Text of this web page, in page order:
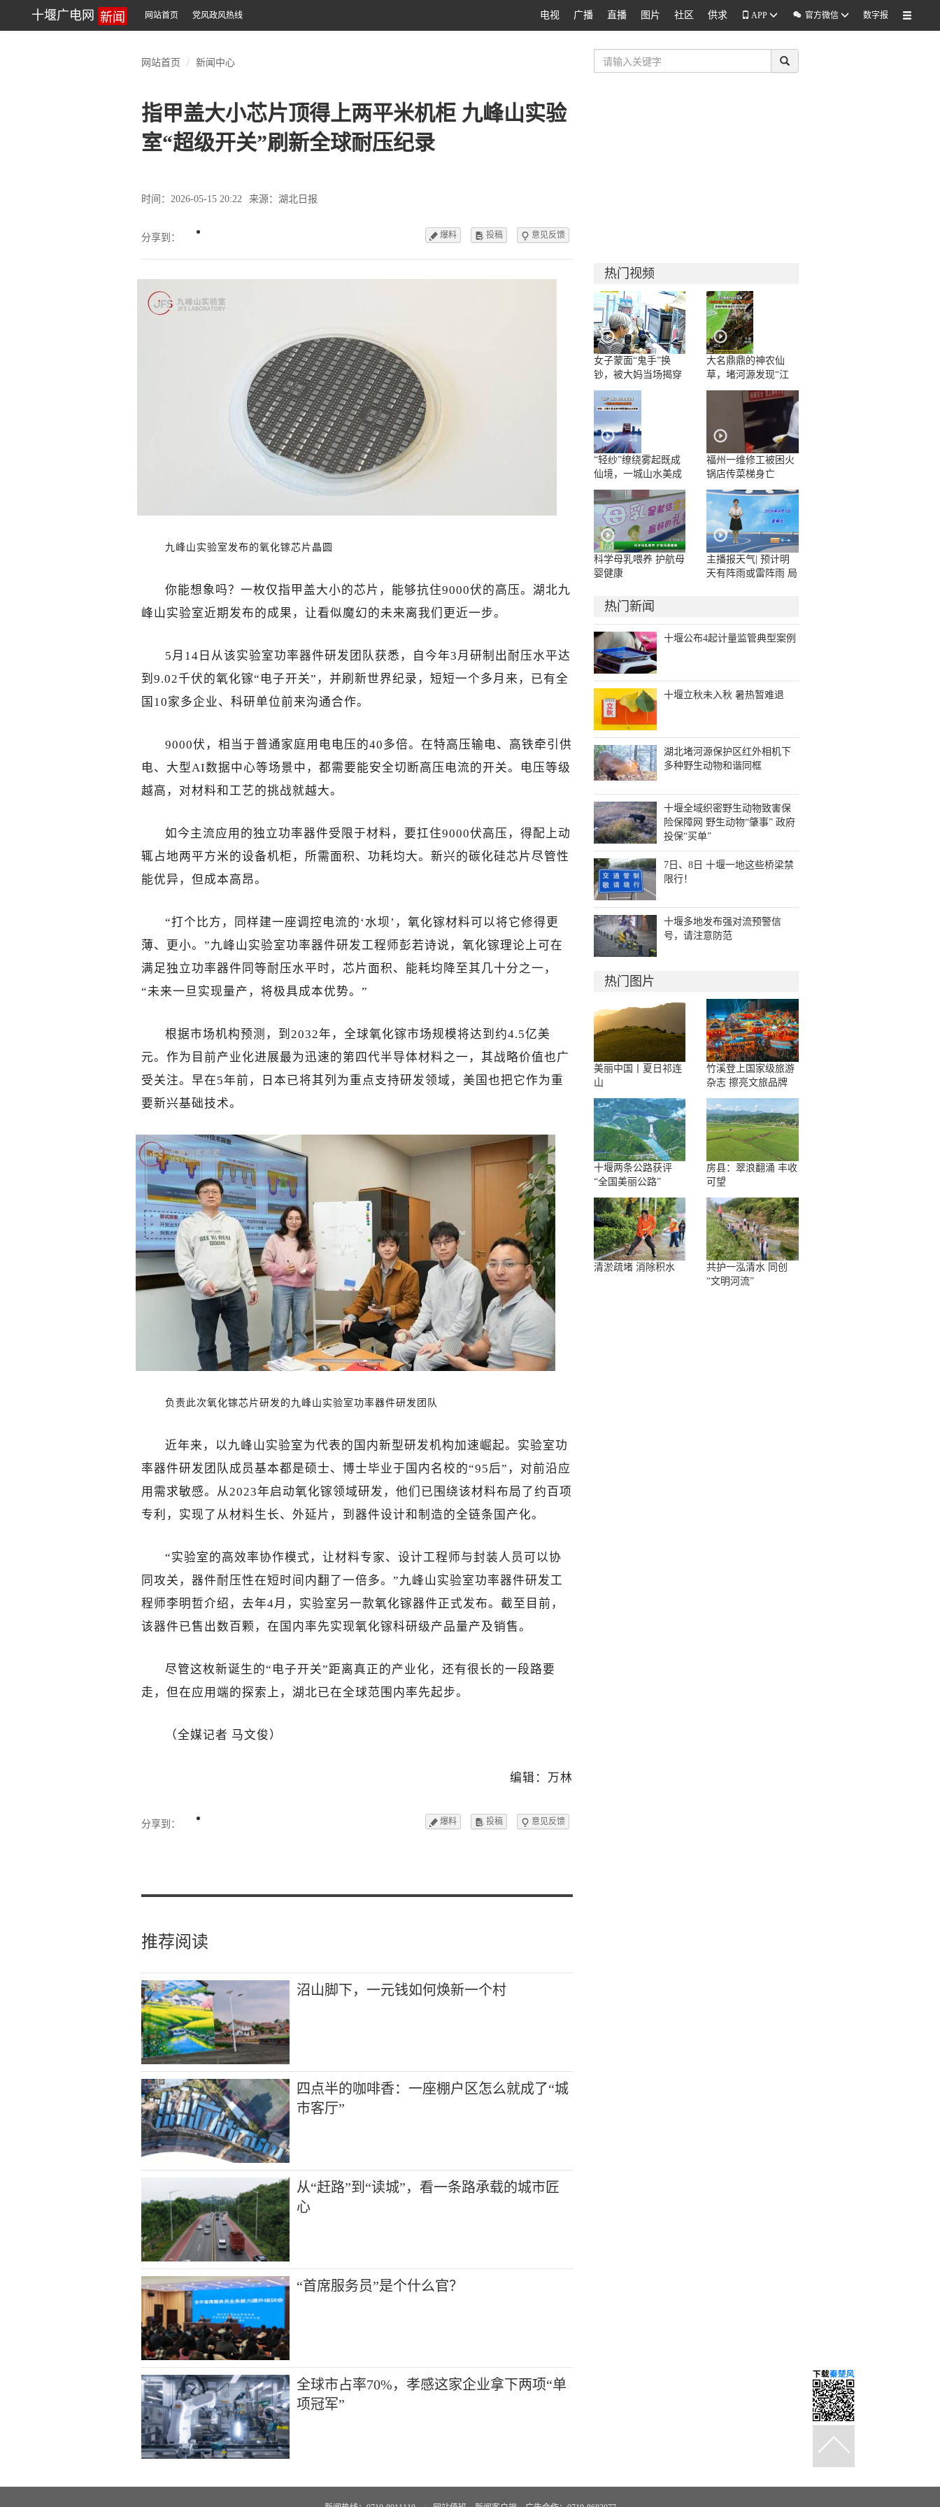
十堰广电网 新闻 网站首页 党风政风热线 电视 广播 直播 图片 社区 供求 APP  官方微信 数字报
网站首页 新闻中心
指甲盖大小芯片顶得上两平米机柜 九峰山实验
室“超级开关”刷新全球耐压纪录
时间：2026-05-15 20:22 来源：湖北日报
分享到： 爆料  投稿  意见反馈
九峰山实验室发布的氧化镓芯片晶圆
你能想象吗？一枚仅指甲盖大小的芯片，能够抗住9000伏的高压。湖北九
峰山实验室近期发布的成果，让看似魔幻的未来离我们更近一步。
5月14日从该实验室功率器件研发团队获悉，自今年3月研制出耐压水平达
到9.02千伏的氧化镓“电子开关”，并刷新世界纪录，短短一个多月来，已有全
国10家多企业、科研单位前来沟通合作。
9000伏，相当于普通家庭用电电压的40多倍。在特高压输电、高铁牵引供
电、大型AI数据中心等场景中，都需要能安全切断高压电流的开关。电压等级
越高，对材料和工艺的挑战就越大。
如今主流应用的独立功率器件受限于材料，要扛住9000伏高压，得配上动
辄占地两平方米的设备机柜，所需面积、功耗均大。新兴的碳化硅芯片尽管性
能优异，但成本高昂。
“打个比方，同样建一座调控电流的‘水坝’，氧化镓材料可以将它修得更
薄、更小。”九峰山实验室功率器件研发工程师彭若诗说，氧化镓理论上可在
满足独立功率器件同等耐压水平时，芯片面积、能耗均降至其几十分之一，
“未来一旦实现量产，将极具成本优势。”
根据市场机构预测，到2032年，全球氧化镓市场规模将达到约4.5亿美
元。作为目前产业化进展最为迅速的第四代半导体材料之一，其战略价值也广
受关注。早在5年前，日本已将其列为重点支持研发领域，美国也把它作为重
要新兴基础技术。
负责此次氧化镓芯片研发的九峰山实验室功率器件研发团队
近年来，以九峰山实验室为代表的国内新型研发机构加速崛起。实验室功
率器件研发团队成员基本都是硕士、博士毕业于国内名校的“95后”，对前沿应
用需求敏感。从2023年启动氧化镓领域研发，他们已围绕该材料布局了约百项
专利，实现了从材料生长、外延片，到器件设计和制造的全链条国产化。
“实验室的高效率协作模式，让材料专家、设计工程师与封装人员可以协
同攻关，器件耐压性在短时间内翻了一倍多。”九峰山实验室功率器件研发工
程师李明哲介绍，去年4月，实验室另一款氧化镓器件正式发布。截至目前，
该器件已售出数百颗，在国内率先实现氧化镓科研级产品量产及销售。
尽管这枚新诞生的“电子开关”距离真正的产业化，还有很长的一段路要
走，但在应用端的探索上，湖北已在全球范围内率先起步。
（全媒记者 马文俊 ）
编辑：万林
分享到： 爆料  投稿  意见反馈
推荐阅读
沼山脚下，一元钱如何焕新一个村
四点半的咖啡香：一座棚户区怎么就成了“城
市客厅”
从“赶路”到“读城”，看一条路承载的城市匠
心
“首席服务员”是个什么官？
全球市占率70%，孝感这家企业拿下两项“单
项冠军”
热门视频
女子蒙面“鬼手”换
钞，被大妈当场揭穿
大名鼎鼎的神农仙
草，堵河源发现“江
边一碗水”野生群落
“轻纱”缭绕雾起既成
仙境，一城山水美成
水墨长卷
福州一维修工被困火
锅店传菜梯身亡
科学母乳喂养 护航母
婴健康
主播报天气| 预计明
天有阵雨或雷阵雨 局
热门新闻
十堰公布4起计量监管典型案例
十堰立秋未入秋 暑热暂难退
湖北堵河源保护区红外相机下
多种野生动物和谐同框
十堰全域织密野生动物致害保
险保障网 野生动物“肇事” 政府
投保“买单”
7日、8日 十堰一地这些桥梁禁
限行！
十堰多地发布强对流预警信
号，请注意防范
热门图片
美丽中国丨夏日祁连
山
竹溪登上国家级旅游
杂志 擦亮文旅品牌
十堰两条公路获评
“全国美丽公路”
房县：翠浪翻涌 丰收
可望
清淤疏堵 消除积水
共护一泓清水 同创
“文明河流”